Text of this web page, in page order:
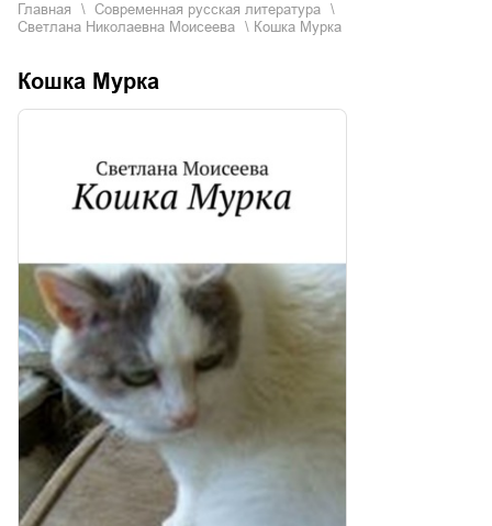
Главная
современная русская литература
Светлана Николаевна Моисеева
Кошка Мурка
Кошка Мурка